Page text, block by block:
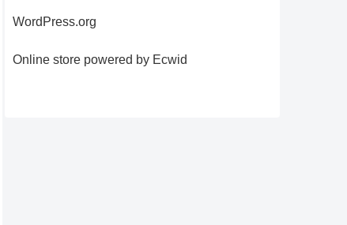
WordPress.org
Online store powered by Ecwid